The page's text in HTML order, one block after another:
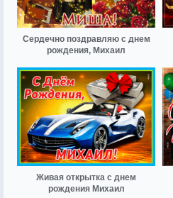
Сердечно поздравляю с днем
рождения, Михаил
Живая открытка с днем
рождения Михаил